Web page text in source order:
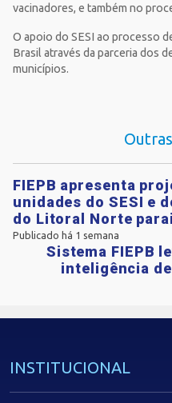
vacinadores, e também no
O apoio do SESI ao processo
Brasil através da parceria dos
municípios.
FIEPB apresenta
unidades do SESI e
do Litoral Norte
Publicado há 1 semana
Sistema FIEPB
inteligência de
INSTITUCIONAL